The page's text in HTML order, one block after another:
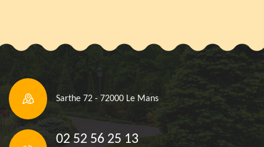
Sarthe 72 - 72000 Le Mans
02 52 56 25 13